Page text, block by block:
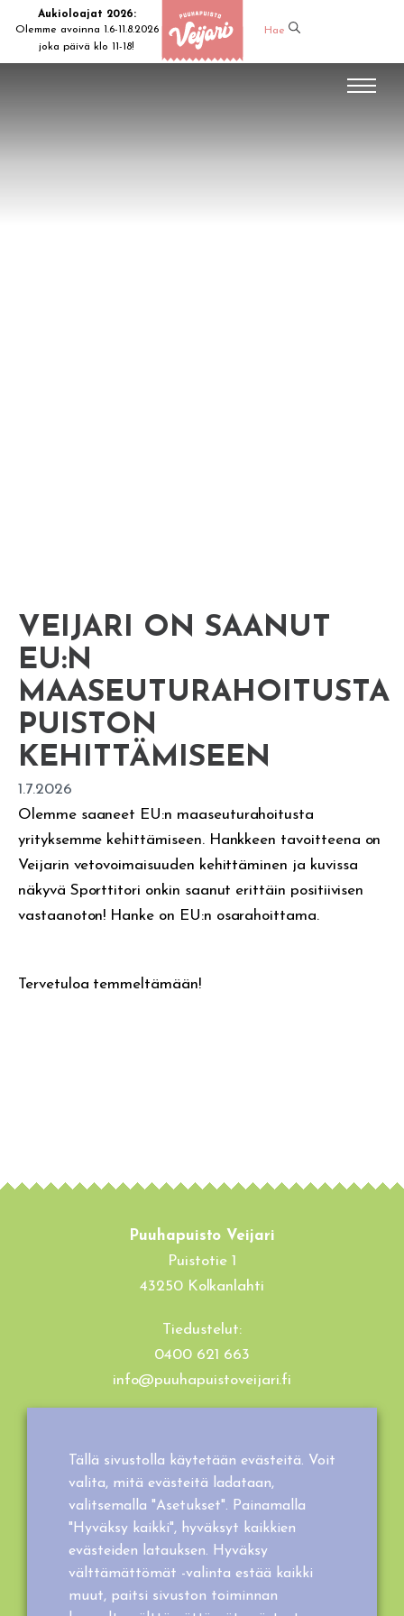
Aukioloajat 2026:
Olemme avoinna 1.6-11.8.2026
joka päivä klo 11-18!
Hae
VEIJARI ON SAANUT
EU:N
MAASEUTURAHOITUSTA
PUISTON
KEHITTÄMISEEN
1.7.2026
Olemme saaneet EU:n maaseuturahoitusta
yrityksemme kehittämiseen. Hankkeen tavoitteena on
Veijarin vetovoimaisuuden kehittäminen ja kuvissa
näkyvä Sporttitori onkin saanut erittäin positiivisen
vastaanoton! Hanke on EU:n osarahoittama.
Tervetuloa temmeltämään!
Puuhapuisto Veijari
Puistotie 1
43250 Kolkanlahti
Tiedustelut:
0400 621 663
info@puuhapuistoveijari.fi
Tilaus- ja toimitusehdot
Tällä sivustolla käytetään evästeitä. Voit
valita, mitä evästeitä ladataan,
valitsemalla "Asetukset". Painamalla
"Hyväksy kaikki", hyväksyt kaikkien
evästeiden latauksen. Hyväksy
välttämättömät -valinta estää kaikki
muut, paitsi sivuston toiminnan